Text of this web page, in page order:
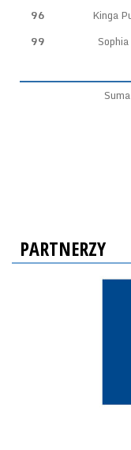
96
Kinga
99
Suma
PARTNERZY